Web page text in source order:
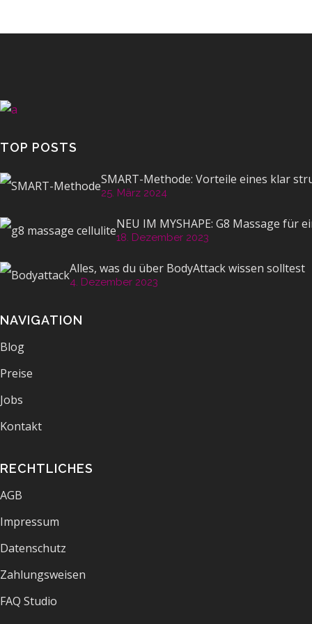
TOP POSTS
SMART-Methode: Vorteile eines klar
25. März 2024
NEU IM MYSHAPE: G8 Massage für
18. Dezember 2023
Alles, was du über BodyAttack wissen solltest
4. Dezember 2023
NAVIGATION
Blog
Preise
Jobs
Kontakt
RECHTLICHES
AGB
Impressum
Datenschutz
Zahlungsweisen
FAQ Studio